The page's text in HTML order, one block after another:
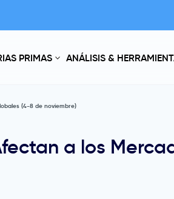
PRIMAS ANÁLISIS &
(4-8 de noviembre)
a los